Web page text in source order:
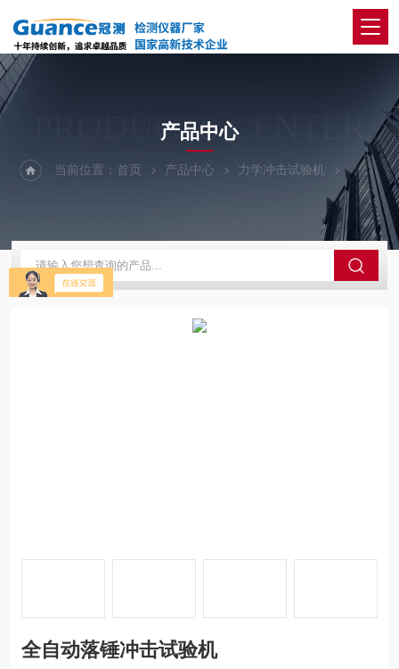
PRODUCTS CENTER
产品中心
当前位置：首页 产品中心 力学冲击试验机 新CLC-
全自动落锤冲击试验机